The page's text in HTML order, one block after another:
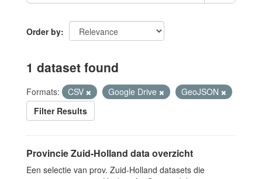
Order by
1 dataset found
Formats: CSV Google Drive
GeoJSON
Filter Results
Provincie Zuid-Holland data overzicht
Een selectie van prov. Zuid-Holland datasets die